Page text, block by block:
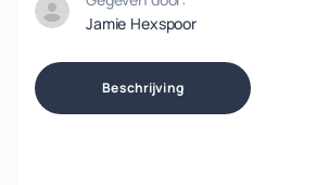
Jamie Hexspoor
Beschrijving